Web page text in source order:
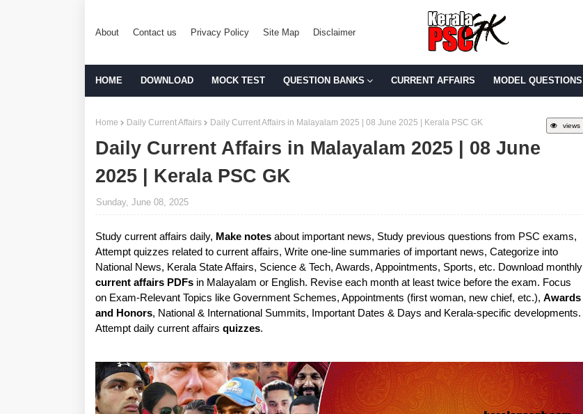
About Contact us Privacy Policy Site Map Disclaimer
HOME DOWNLOAD MOCK TEST QUESTION BANKS CURRENT AFFAIRS MODEL QUESTIONS
views
Home Daily Current Affairs Daily Current Affairs in Malayalam 2025 | 08 June 2025 | Kerala PSC GK
Daily Current Affairs in Malayalam 2025 | 08 June
2025 | Kerala PSC GK
Sunday, June 08, 2025
Study current affairs daily, Make notes about important news, Study previous questions from PSC exams,
Attempt quizzes related to current affairs, Write one-line summaries of important news, Categorize into
National News, Kerala State Affairs, Science & Tech, Awards, Appointments, Sports, etc. Download monthly
current affairs PDFs in Malayalam or English. Revise each month at least twice before the exam. Focus
on Exam-Relevant Topics like Government Schemes, Appointments (first woman, new chief, etc.), Awards
and Honors, National & International Summits, Important Dates & Days and Kerala-specific developments.
Attempt daily current affairs quizzes.